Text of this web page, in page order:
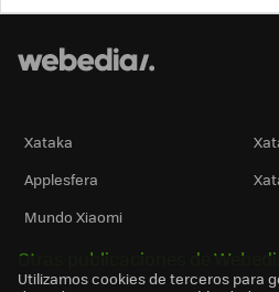
Xataka
Applesfera
Mundo Xiaomi
Otras publicaciones de Webedia
Utilizamos cookies de terceros para